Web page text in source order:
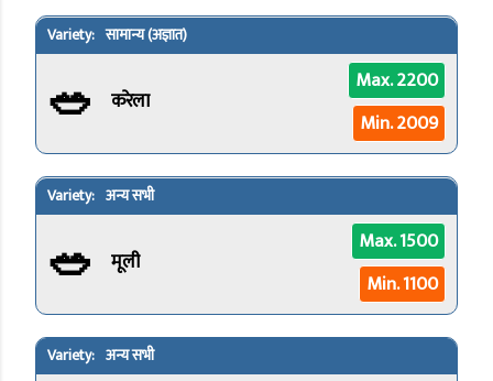
सामान्य (अज्ञात)
🥗 करेला
Max. 2200
Min. 2009
अन्य सभी
🥗 मूली
Max. 1500
Min. 1100
अन्य सभी